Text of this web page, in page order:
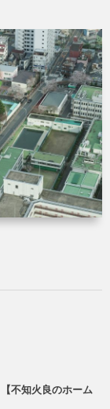
【不知火良のホーム